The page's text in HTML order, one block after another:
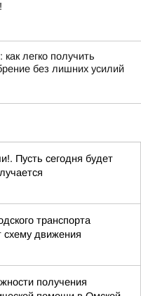
легко получить
без лишних усилий
Пусть сегодня будет
транспорта
схему движения
получения